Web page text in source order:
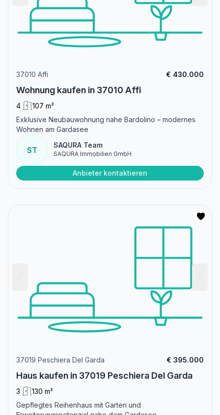
37010 Affi € 430.000
Wohnung kaufen in 37010 Affi
4
107 m²
Exklusive Neubauwohnung nahe Bardolino – modernes
Wohnen am Gardasee
ST
SAQURA Team
SAQURA Immobilien GmbH
Anbieter kontaktieren
37019 Peschiera Del Garda € 395.000
Haus kaufen in 37019 Peschiera Del Garda
3
130 m²
Gepflegtes Reihenhaus mit Garten und